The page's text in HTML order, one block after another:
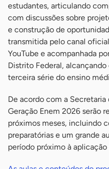
estudantes, articulando
com discussões sobre
e construção de
transmitida pelo canal
YouTube e acompanhada
Distrito Federal,
terceira série do ensino
De acordo com a
Geração Enem 2026 serão
próximos meses, incluindo
preparatórias e um grande
período próximo à aplicação